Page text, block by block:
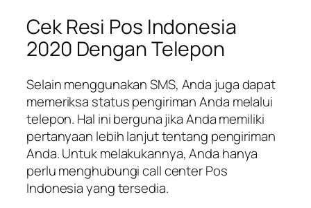
Cek Resi Pos Indonesia
2020 Dengan Telepon
Selain menggunakan SMS, Anda juga dapat
memeriksa status pengiriman Anda melalui
telepon. Hal ini berguna jika Anda memiliki
pertanyaan lebih lanjut tentang pengiriman
Anda. Untuk melakukannya, Anda hanya
perlu menghubungi call center Pos
Indonesia yang tersedia.